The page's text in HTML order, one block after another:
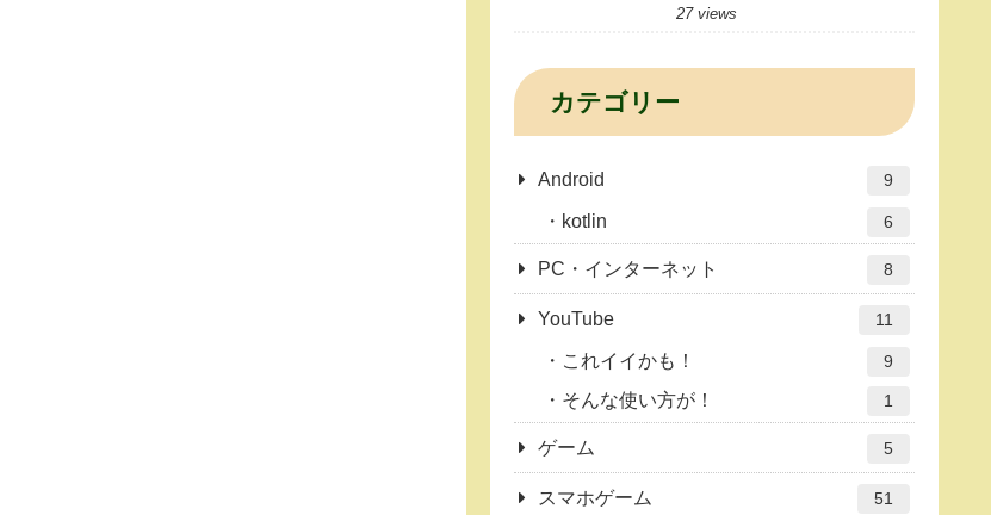
10000mAhもあれば1日十
27 views
カテゴリー
Android 9
kotlin 6
PC・インターネット 8
YouTube 11
これイイかも！ 9
そんな使い方が！ 1
ゲーム 5
スマホゲーム 51